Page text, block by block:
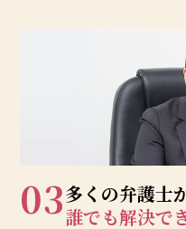
03多くの弁護士
誰でも解決で